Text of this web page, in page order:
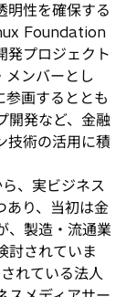
明性を確保する
Foundation
発プロジェクト
ンバーとし
参画するととも
開発など、金融
技術の活用に積
、実ビジネス
あり、当初は金
、製造・流通業
討されていま
れている法人